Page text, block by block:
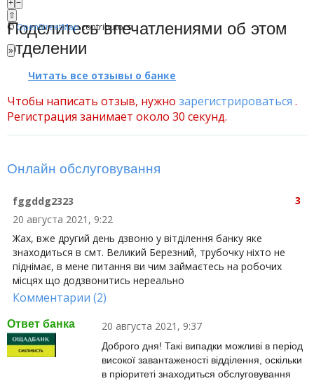
+ −
⇧
©OpenStreetMapcontributors.
»
Поделитесь впечатлениями об этом
отделении
Читать все отзывы о банке
Чтобы написать отзыв, нужно зарегистрироваться .
Регистрация занимает около 30 секунд.
Онлайн обслуговування
3
fggddg2323
20 августа 2021, 9:22
Жах, вже другий день дзвоню у вітділення банку яке
знаходиться в смт. Великий Березний, трубочку ніхто не
піднімає, в мене питання ви чим займаєтесь на робочих
місцях що додзвонитись нереально
Комментарии (2)
Ответ банка 20 августа 2021, 9:37
Доброго дня! Такі випадки можливі в період
високої завантаженості відділення, оскільки
в пріоритеті знаходиться обслуговування